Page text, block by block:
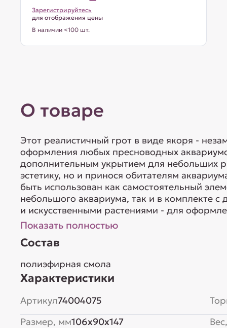
Зарегистрируйтесь
для отображения цены
В наличии <100 шт.
О товаре
Этот реалистичный грот в виде якоря -
оформления любых пресноводных
дополнительным укрытием для небольших
эстетику, но и принося обитателям
быть использован как самостоятельный
небольшого аквариума, так и в комплекте
и искусственными растениями - для
Показать полностью
Состав
полиэфирная смола
Характеристики
Артикул74004075
Размер, мм106x90x147